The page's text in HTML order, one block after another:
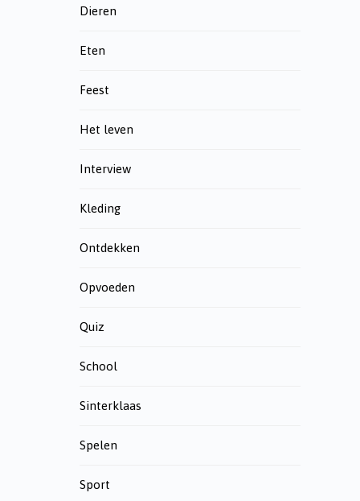
Dieren
Eten
Feest
Het leven
Interview
Kleding
Ontdekken
Opvoeden
Quiz
School
Sinterklaas
Spelen
Sport